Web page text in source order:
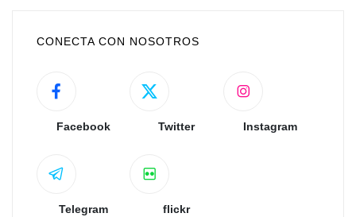
CONECTA CON NOSOTROS
Facebook Twitter Instagram
Telegram flickr